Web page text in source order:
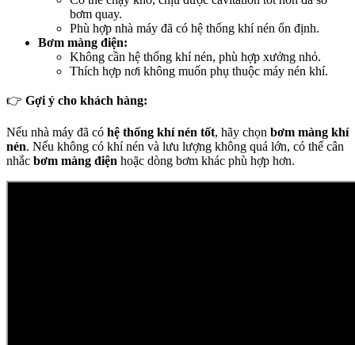
bơm quay.
Phù hợp nhà máy đã có hệ thống khí nén ổn định.
Bơm màng điện:
Không cần hệ thống khí nén, phù hợp xưởng nhỏ.
Thích hợp nơi không muốn phụ thuộc máy nén khí.
👉 Gợi ý cho khách hàng:
Nếu nhà máy đã có hệ thống khí nén tốt, hãy chọn bơm màng khí
nén. Nếu không có khí nén và lưu lượng không quá lớn, có thể cân
nhắc bơm màng điện hoặc dòng bơm khác phù hợp hơn.